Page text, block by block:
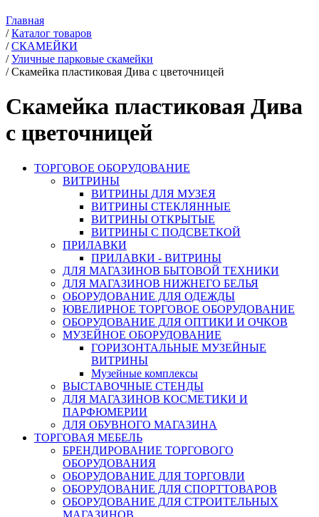
Главная
/ Каталог товаров
/ СКАМЕЙКИ
/ Уличные парковые скамейки
/ Скамейка пластиковая Дива с цветочницей
Скамейка пластиковая Дива
с цветочницей
ТОРГОВОЕ ОБОРУДОВАНИЕ
ВИТРИНЫ
ВИТРИНЫ ДЛЯ МУЗЕЯ
ВИТРИНЫ СТЕКЛЯННЫЕ
ВИТРИНЫ ОТКРЫТЫЕ
ВИТРИНЫ С ПОДСВЕТКОЙ
ПРИЛАВКИ
ПРИЛАВКИ - ВИТРИНЫ
ДЛЯ МАГАЗИНОВ БЫТОВОЙ ТЕХНИКИ
ДЛЯ МАГАЗИНОВ НИЖНЕГО БЕЛЬЯ
ОБОРУДОВАНИЕ ДЛЯ ОДЕЖДЫ
ЮВЕЛИРНОЕ ТОРГОВОЕ ОБОРУДОВАНИЕ
ОБОРУДОВАНИЕ ДЛЯ ОПТИКИ И ОЧКОВ
МУЗЕЙНОЕ ОБОРУДОВАНИЕ
ГОРИЗОНТАЛЬНЫЕ МУЗЕЙНЫЕ
ВИТРИНЫ
Музейные комплексы
ВЫСТАВОЧНЫЕ СТЕНДЫ
ДЛЯ МАГАЗИНОВ КОСМЕТИКИ И
ПАРФЮМЕРИИ
ДЛЯ ОБУВНОГО МАГАЗИНА
ТОРГОВАЯ МЕБЕЛЬ
БРЕНДИРОВАНИЕ ТОРГОВОГО
ОБОРУДОВАНИЯ
ОБОРУДОВАНИЕ ДЛЯ ТОРГОВЛИ
ОБОРУДОВАНИЕ ДЛЯ СПОРТТОВАРОВ
ОБОРУДОВАНИЕ ДЛЯ СТРОИТЕЛЬНЫХ
МАГАЗИНОВ